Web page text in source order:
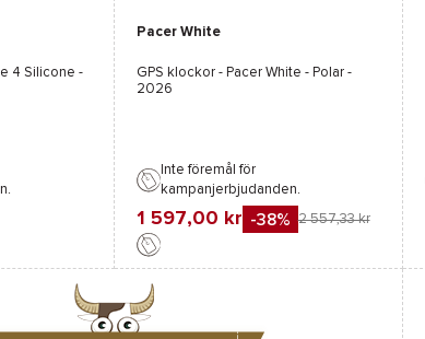
4 Silicone -
Pacer White
GPS klockor - Pacer White - Polar-
2026
Inte föremål för
kampanjerbjudanden.
1 597,00 kr -38% 2 557,33 kr